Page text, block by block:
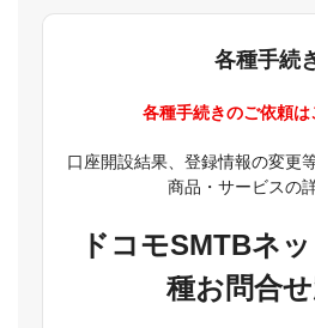
各種手続
各種手続きのご依頼は
口座開設結果、登録情報の変更
商品・サービスの
ドコモSMTBネ
種お問合